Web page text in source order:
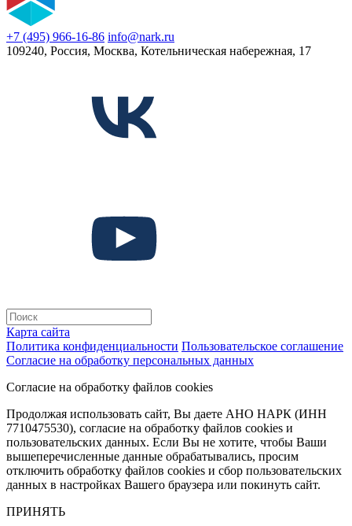
+7 (495) 966-16-86 info@nark.ru
109240, Россия, Москва, Котельническая набережная, 17
Карта сайта
Политика конфиденциальности Пользовательское соглашение
Согласие на обработку персональных данных
Согласие на обработку файлов cookies
Продолжая использовать сайт, Вы даете АНО НАРК (ИНН
7710475530), согласие на обработку файлов cookies и
пользовательских данных. Если Вы не хотите, чтобы Ваши
вышеперечисленные данные обрабатывались, просим
отключить обработку файлов cookies и сбор пользовательских
данных в настройках Вашего браузера или покинуть сайт.
ПРИНЯТЬ